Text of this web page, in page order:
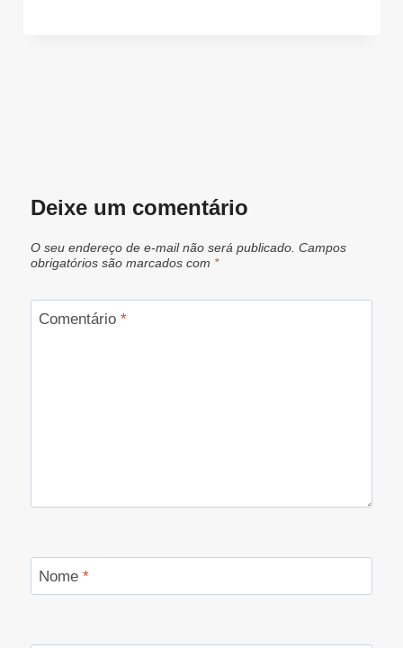
Deixe um comentário
O seu endereço de e-mail não será publicado. Campos
obrigatórios são marcados com *
Comentário *
Nome *